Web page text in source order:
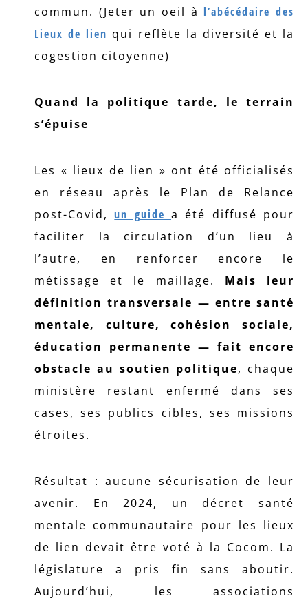
commun. (Jeter un oeil à l’abécédaire des
Lieux de lien qui reflète la diversité et la
cogestion citoyenne)
Quand la politique tarde, le terrain
s’épuise
Les « lieux de lien » ont été officialisés
en réseau après le Plan de Relance
post-Covid,un guidea été diffusé pour
faciliter la circulation d’un lieu à
l’autre, en renforcer encore le
métissage et le maillage. Mais leur
définition transversale — entre santé
mentale, culture, cohésion sociale,
éducation permanente — fait encore
obstacle au soutien politique, chaque
ministère restant enfermé dans ses
cases, ses publics cibles, ses missions
étroites.
Résultat : aucune sécurisation de leur
avenir. En 2024, un décret santé
mentale communautaire pour les lieux
de lien devait être voté à la Cocom. La
législature a pris fin sans aboutir.
Aujourd’hui, les associations